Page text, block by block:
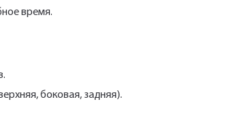
время.
боковая, задняя).